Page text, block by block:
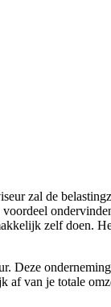
zal de
zelf doen.
Deze
van je totale